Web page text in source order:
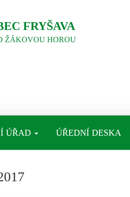
FRYŠAVA
ŽÁKOVOU HOROU
ÚŘAD ÚŘEDNÍ DESKA